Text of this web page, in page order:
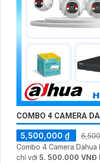
COMBO 4 CAMERA
5,500,000 ₫
Combo 4 Camera
chỉ với 5. 500.000 VNĐ